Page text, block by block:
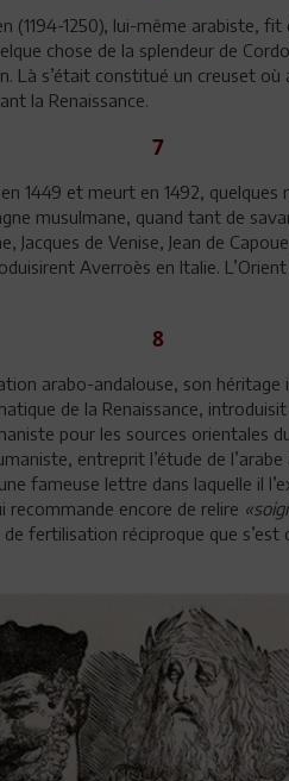
(1194-1250), lui-même arabiste,
chose de la splendeur de
Là s’était constitué un creuset
la Renaissance.
7
1449 et meurt en 1492, quelques
musulmane, quand tant de
Jacques de Venise, Jean de
Averroès en Italie.
8
arabo-andalouse, son
de la Renaissance,
pour les sources orientales
entreprit l’étude de
fameuse lettre dans laquelle il
recommande encore de relire
de fertilisation réciproque que